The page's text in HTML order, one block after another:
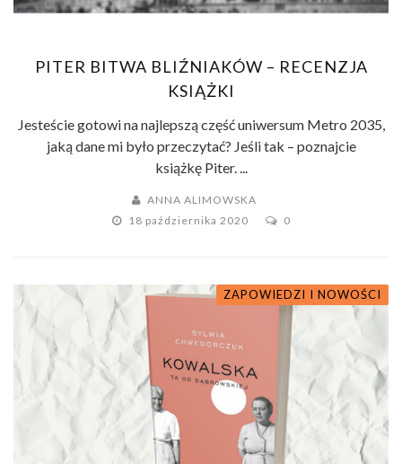
PITER BITWA BLIŹNIAKÓW – RECENZJA
KSIĄŻKI
Jesteście gotowi na najlepszą część uniwersum Metro 2035,
jaką dane mi było przeczytać? Jeśli tak – poznajcie
książkę Piter. ...
ANNA ALIMOWSKA
18 października 2020
0
ZAPOWIEDZI I NOWOŚCI